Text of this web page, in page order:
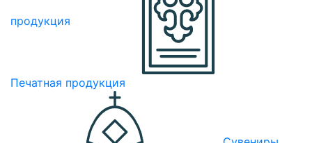
продукция
Печатная продукция